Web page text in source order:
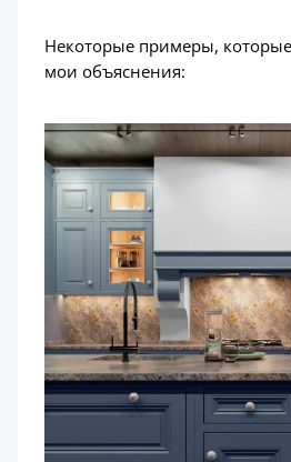
Некоторые примеры,
мои объяснения: